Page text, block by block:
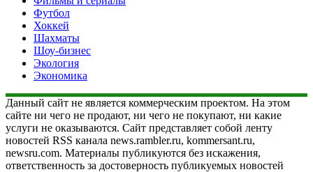
Футбол
Хоккей
Шахматы
Шоу-бизнес
Экология
Экономика
Данный сайт не является коммерческим проектом. На этом
сайте ни чего не продают, ни чего не покупают, ни какие
услуги не оказываются. Сайт представляет собой ленту
новостей RSS канала news.rambler.ru, kommersant.ru,
newsru.com. Материалы публикуются без искажения,
ответственность за достоверность публикуемых новостей